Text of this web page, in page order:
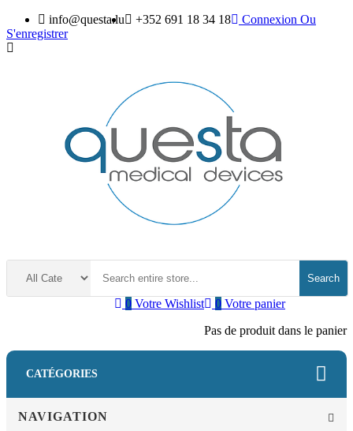
info@questa.lu +352 691 18 34 18 Connexion Ou
S'enregistrer
Search
0 Votre panier
Pas de produit dans le panier
0 Votre Wishlist
CATÉGORIES
NAVIGATION